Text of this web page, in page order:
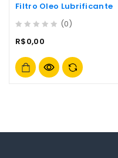
Filtro Oleo Lubrificante
out
5
(0)
R$0,00